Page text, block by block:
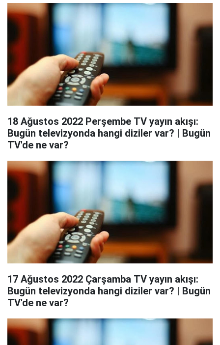
18 Ağustos 2022 Perşembe TV yayın akışı:
Bugün televizyonda hangi diziler var? | Bugün
TV'de ne var?
17 Ağustos 2022 Çarşamba TV yayın akışı:
Bugün televizyonda hangi diziler var? | Bugün
TV'de ne var?